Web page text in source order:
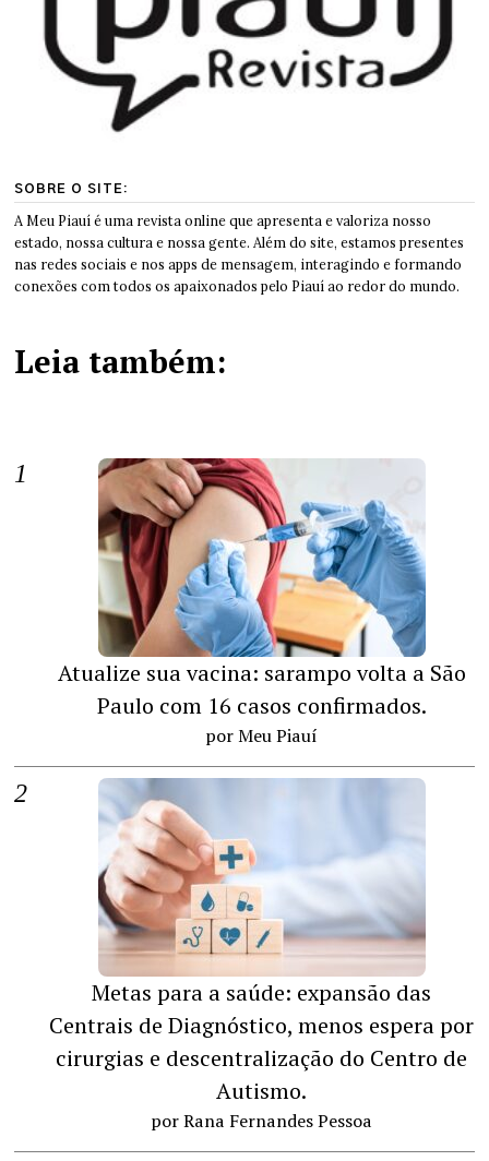
SOBRE O SITE:
A Meu Piauí é uma revista online que apresenta e valoriza nosso
estado, nossa cultura e nossa gente. Além do site, estamos presentes
nas redes sociais e nos apps de mensagem, interagindo e formando
conexões com todos os apaixonados pelo Piauí ao redor do mundo.
Leia também:
Atualize sua vacina: sarampo volta a São
Paulo com 16 casos confirmados.
por Meu Piauí
Metas para a saúde: expansão das
Centrais de Diagnóstico, menos espera por
cirurgias e descentralização do Centro de
Autismo.
por Rana Fernandes Pessoa